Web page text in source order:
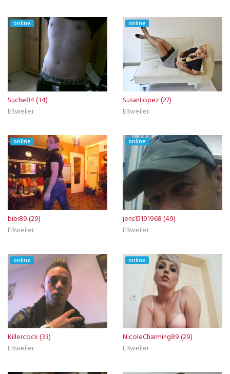
online
Suche84 (34)
Eßweiler
online
SusanLopez (27)
Eßweiler
online
bibi89 (29)
Eßweiler
online
jens15101968 (49)
Eßweiler
online
Killercock (33)
Eßweiler
online
NicoleCharming89 (29)
Eßweiler